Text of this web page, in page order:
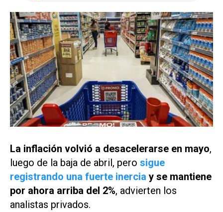
La inflación volvió a desacelerarse en mayo,
luego de la baja de abril, pero sigue
registrando una fuerte inercia y se mantiene
por ahora arriba del 2%, advierten los
analistas privados.